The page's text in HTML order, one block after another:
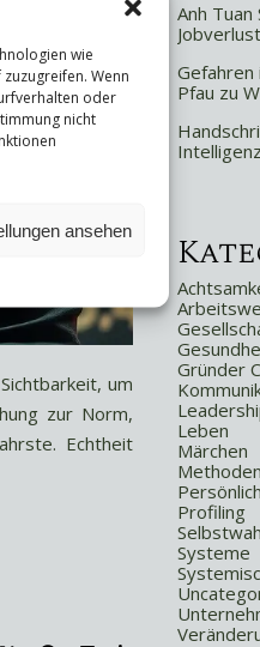
wie
Wenn
oder
nicht
ansehen
um
zur Norm,
Echtheit
Anh Tuan
Jobverlust
Pfau zu
Gründer
Leben
Märchen
Profiling
Systeme